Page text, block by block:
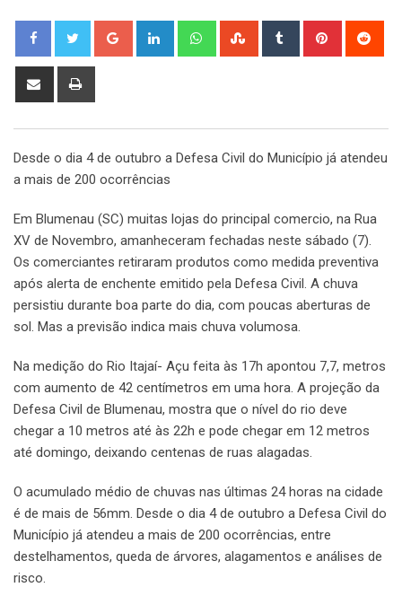
Google+ LinkedIn WhatsappStumbleUpon
Tumblr Pinterest
Share
Desde o dia 4 de outubro a Defesa Civil do Município já atendeu
a mais de 200 ocorrências
Em Blumenau (SC) muitas lojas do principal comercio, na Rua
XV de Novembro, amanheceram fechadas neste sábado (7).
Os comerciantes retiraram produtos como medida preventiva
após alerta de enchente emitido pela Defesa Civil. A chuva
persistiu durante boa parte do dia, com poucas aberturas de
sol. Mas a previsão indica mais chuva volumosa.
Na medição do Rio Itajaí- Açu feita às 17h apontou 7,7, metros
com aumento de 42 centímetros em uma hora. A projeção da
Defesa Civil de Blumenau, mostra que o nível do rio deve
chegar a 10 metros até às 22h e pode chegar em 12 metros
até domingo, deixando centenas de ruas alagadas.
O acumulado médio de chuvas nas últimas 24 horas na cidade
é de mais de 56mm. Desde o dia 4 de outubro a Defesa Civil do
Município já atendeu a mais de 200 ocorrências, entre
destelhamentos, queda de árvores, alagamentos e análises de
risco.